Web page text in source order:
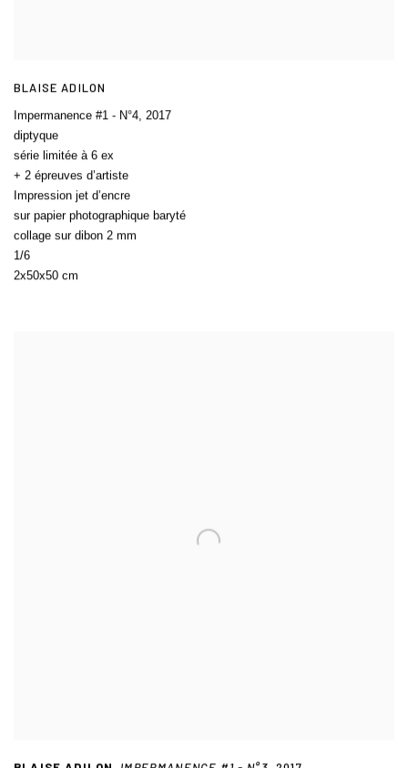
BLAISE ADILON
Impermanence #1 - N°4, 2017
diptyque
série limitée à 6 ex
+ 2 épreuves d’artiste
Impression jet d’encre
sur papier photographique baryté
collage sur dibon 2 mm
1/6
2x50x50 cm